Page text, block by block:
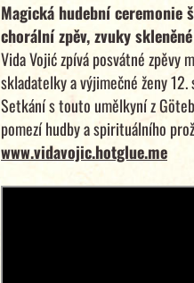
Magická hudební ceremonie
chorální zpěv, zvuky
Vida Vojić zpívá posvátné zpěvy
skladatelky a výjimečné ženy
Setkání s touto umělkyní z
pomezí hudby a spirituálního
www.vidavojic.hotglue.me